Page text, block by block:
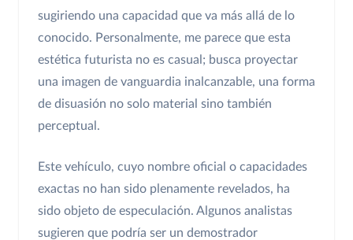
sugiriendo una capacidad que va más allá de lo
conocido. Personalmente, me parece que esta
estética futurista no es casual; busca proyectar
una imagen de vanguardia inalcanzable, una forma
de disuasión no solo material sino también
perceptual.
Este vehículo, cuyo nombre oficial o capacidades
exactas no han sido plenamente revelados, ha
sido objeto de especulación. Algunos analistas
sugieren que podría ser un demostrador